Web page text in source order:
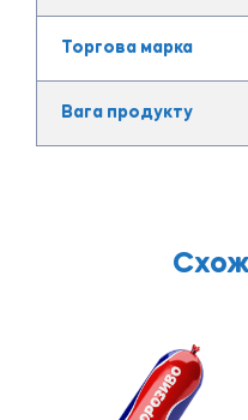
Торгова марка
Вага продукту